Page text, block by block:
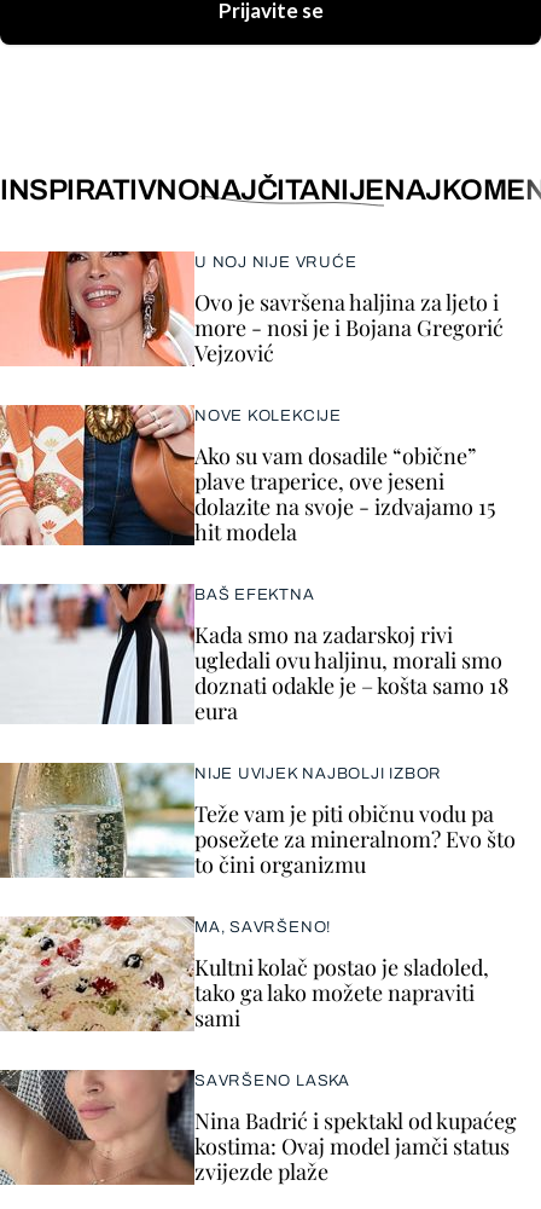
Prijavite se
INSPIRATIVNONAJČITANIJE
U NOJ NIJE VRUĆE
Ovo je savršena haljina za ljeto i
more - nosi je i Bojana Gregorić
Vejzović
NOVE KOLEKCIJE
Ako su vam dosadile “obične”
plave traperice, ove jeseni
dolazite na svoje - izdvajamo 15
hit modela
BAŠ EFEKTNA
Kada smo na zadarskoj rivi
ugledali ovu haljinu, morali smo
doznati odakle je – košta samo 18
eura
NIJE UVIJEK NAJBOLJI IZBOR
Teže vam je piti običnu vodu pa
posežete za mineralnom? Evo što
to čini organizmu
MA, SAVRŠENO!
Kultni kolač postao je sladoled,
tako ga lako možete napraviti
sami
SAVRŠENO LASKA
Nina Badrić i spektakl od kupaćeg
kostima: Ovaj model jamči status
zvijezde plaže